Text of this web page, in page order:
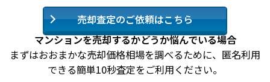
売却査定のご依頼はこちら
マンションを売却するかどうか悩んでいる場合
まずはおおまかな売却価格相場を調べるために、匿名利用
できる簡単10秒査定をご利用ください。